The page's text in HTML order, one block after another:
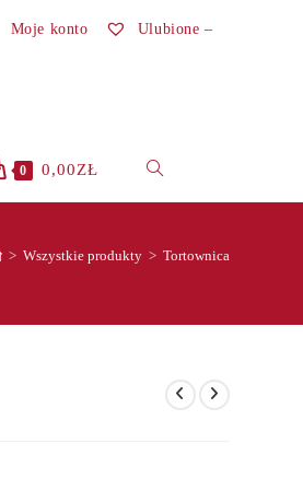
Moje konto Ulubione –
0 0,00ZŁ TOGGLE
> Wszystkie produkty > Tortownica